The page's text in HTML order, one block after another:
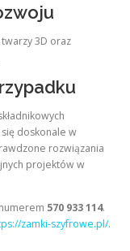
3D oraz
doskonale w
rozwiązania
projektów w
570 933 114.
zamki-szyfrowe.pl/.